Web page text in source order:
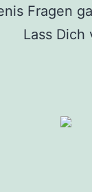
Fragen
Lass